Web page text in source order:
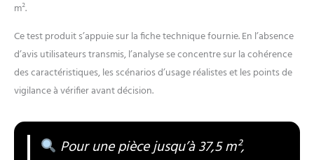
m².
Ce test produit s’appuie sur la fiche technique fournie. En l’absence
d’avis utilisateurs transmis, l’analyse se concentre sur la cohérence
des caractéristiques, les scénarios d’usage réalistes et les points de
vigilance à vérifier avant décision.
Pour une pièce jusqu’à 37,5 m²,